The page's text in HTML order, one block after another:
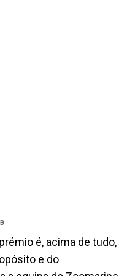
é, acima de tudo,
e do